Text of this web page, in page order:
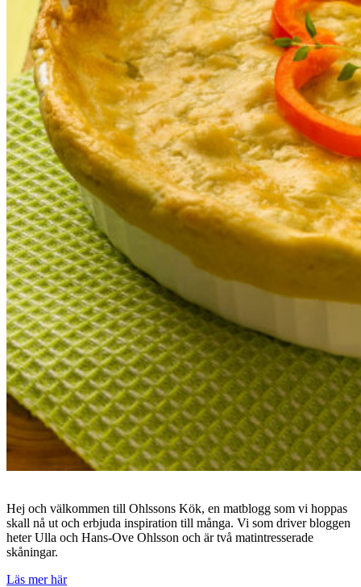
Hej och välkommen till Ohlssons Kök, en matblogg som vi hoppas
skall nå ut och erbjuda inspiration till många. Vi som driver bloggen
heter Ulla och Hans-Ove Ohlsson och är två matintresserade
skåningar.
Läs mer här